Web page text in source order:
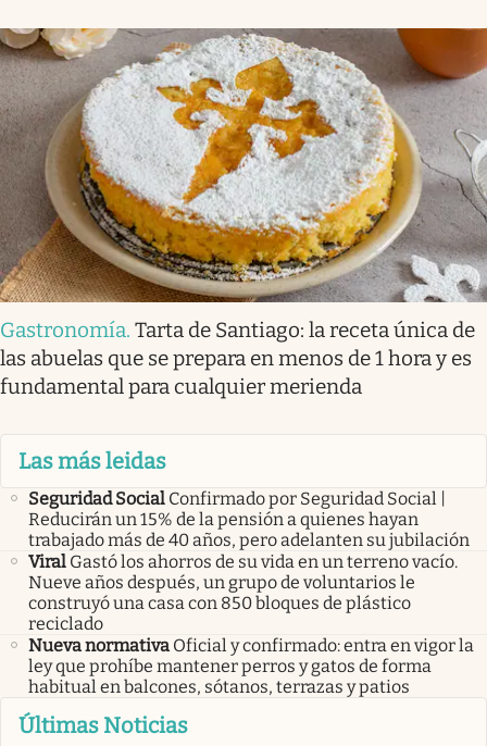
Gastronomía. Tarta de Santiago: la receta única de
las abuelas que se prepara en menos de 1 hora y es
fundamental para cualquier merienda
Las más leidas
Seguridad Social Confirmado por Seguridad Social |
Reducirán un 15% de la pensión a quienes hayan
trabajado más de 40 años, pero adelanten su jubilación
Viral Gastó los ahorros de su vida en un terreno vacío.
Nueve años después, un grupo de voluntarios le
construyó una casa con 850 bloques de plástico
reciclado
Nueva normativa Oficial y confirmado: entra en vigor la
ley que prohíbe mantener perros y gatos de forma
habitual en balcones, sótanos, terrazas y patios
Últimas Noticias